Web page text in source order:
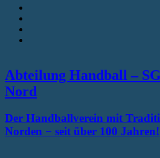
Abteilung Handball –
Nord
Der Handballverein mit
Norden − seit über 100 Jahren!